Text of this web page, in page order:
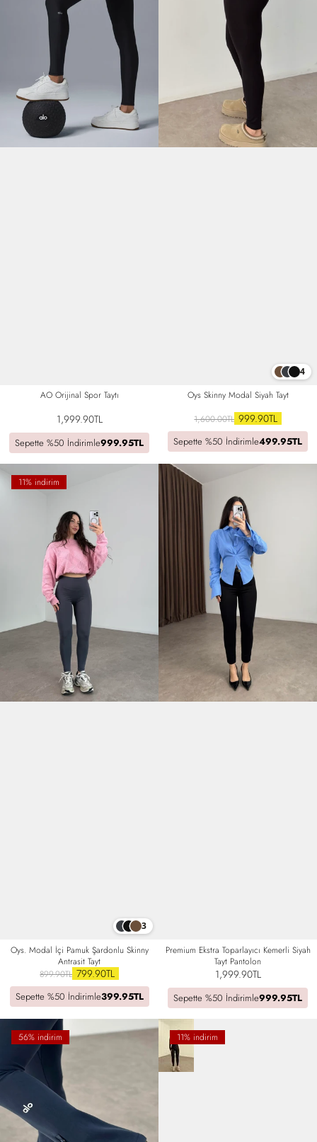
AO Orijinal Spor Taytı
1,999.90TL
Sepette %50 İndirimle999.95TL
4
Oys Skinny Modal Siyah Tayt
1,600.00TL 999.90TL
Sepette %50 İndirimle499.95TL
11% indirim
3
Oys. Modal İçi Pamuk Şardonlu Skinny
Antrasit Tayt
899.90TL 799.90TL
Sepette %50 İndirimle399.95TL
Premium Ekstra Toparlayıcı Kemerli Siyah
Tayt Pantolon
1,999.90TL
Sepette %50 İndirimle999.95TL
56% indirim 11% indirim